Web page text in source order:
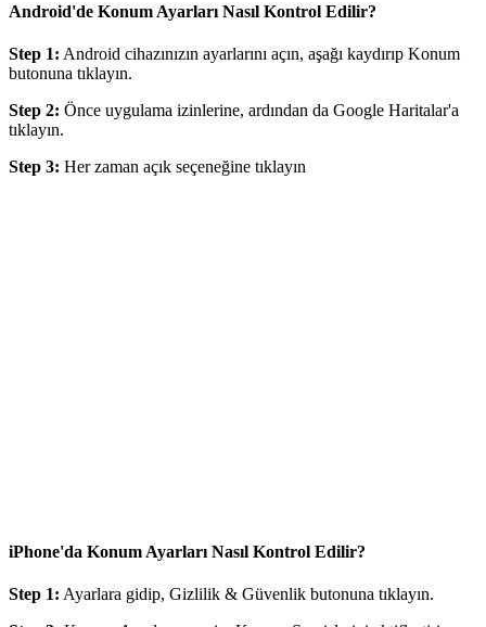
Android'de Konum Ayarları Nasıl Kontrol Edilir?
Step 1: Android cihazınızın ayarlarını açın, aşağı kaydırıp Konum
butonuna tıklayın.
Step 2: Önce uygulama izinlerine, ardından da Google Haritalar'a
tıklayın.
Step 3: Her zaman açık seçeneğine tıklayın
iPhone'da Konum Ayarları Nasıl Kontrol Edilir?
Step 1: Ayarlara gidip, Gizlilik & Güvenlik butonuna tıklayın.